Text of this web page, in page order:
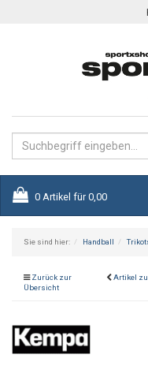
0 Artikel für 0,00
Sie sind hier: Handball
Zurück zur
Übersicht
Artikel